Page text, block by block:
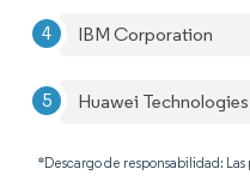
IBM Corporation
Huawei
*Descargo de responsabilidad: